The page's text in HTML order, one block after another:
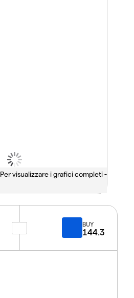
Per visualizzare i grafici completi -
BUY
144.3